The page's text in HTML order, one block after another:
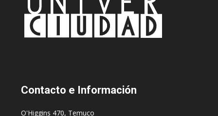
Contacto e Información
O'Higgins 470, Temuco